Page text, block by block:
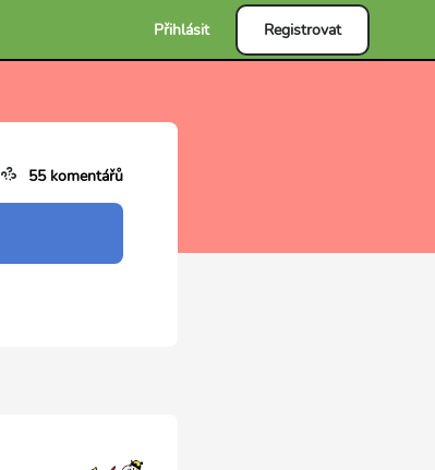
Přihlásit Registrovat
55 komentářů